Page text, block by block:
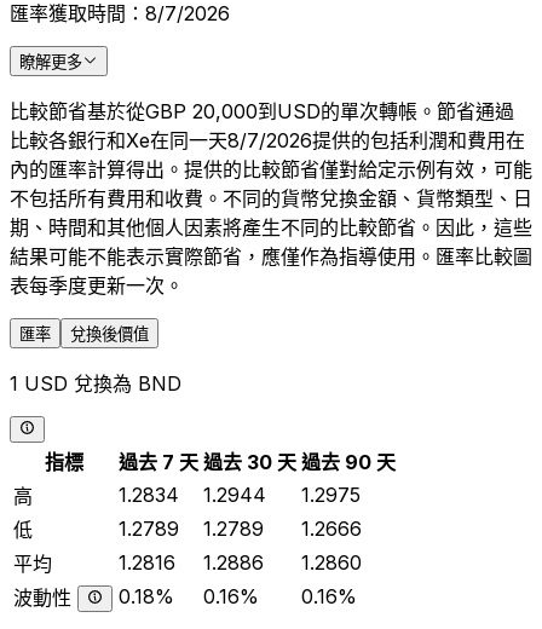
匯率獲取時間：8/7/2026
瞭解更多
比較節省基於從GBP 20,000到USD的單次轉帳。節省通過
比較各銀行和Xe在同一天8/7/2026提供的包括利潤和費用在
內的匯率計算得出。提供的比較節省僅對給定示例有效，可能
不包括所有費用和收費。不同的貨幣兌換金額、貨幣類型、日
期、時間和其他個人因素將產生不同的比較節省。因此，這些
結果可能不能表示實際節省，應僅作為指導使用。匯率比較圖
表每季度更新一次。
匯率 兌換後價值
1 USD 兌換為 BND
指標 過去 7 天 過去 30 天 過去 90 天
高
1.2834 1.2944
1.2975
低
1.2789 1.2789
1.2666
平均
1.2816 1.2886
1.2860
波動性
0.18% 0.16% 0.16%